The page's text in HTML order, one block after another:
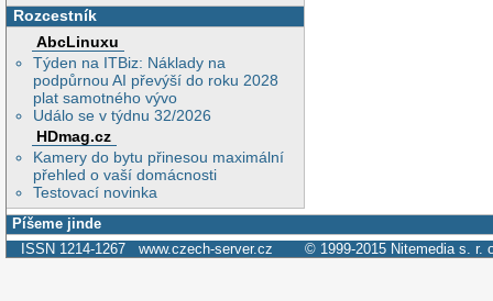
Rozcestník
AbcLinuxu
Týden na ITBiz: Náklady na
podpůrnou AI převýší do roku 2028
plat samotného vývo
Událo se v týdnu 32/2026
HDmag.cz
Kamery do bytu přinesou maximální
přehled o vaší domácnosti
Testovací novinka
Píšeme jinde
ISSN 1214-1267 www.czech-server.cz © 1999-2015 Nitemedia s. r.